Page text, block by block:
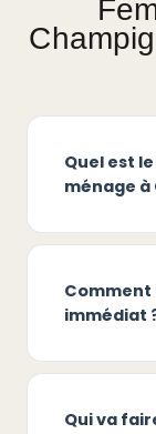
Quel est
ménage
immédiat
Qui va